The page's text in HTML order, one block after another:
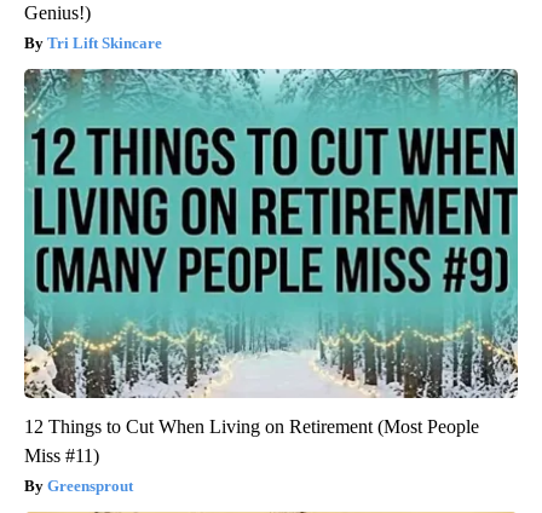
Genius!)
Tri Lift Skincare
12 Things to Cut When Living on Retirement (Most People
Miss #11)
Greensprout